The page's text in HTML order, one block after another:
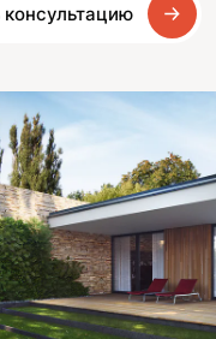
консультацию